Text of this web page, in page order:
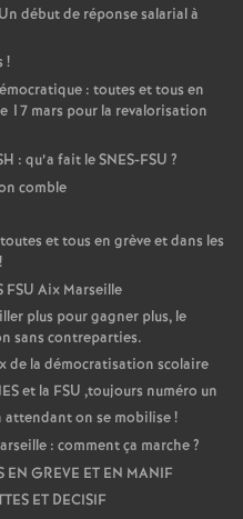
début de réponse salarial à
!
: toutes et tous en
17 mars pour la revalorisation
: qu’a fait le SNES-FSU ?
comble
et tous en grève et dans les
!
Aix Marseille
plus pour gagner plus, le
sans contreparties.
de la démocratisation scolaire
et la FSU ,toujours numéro un
attendant on se mobilise!
: comment ça marche?
EN GREVE ET EN MANIF
ET DECISIF